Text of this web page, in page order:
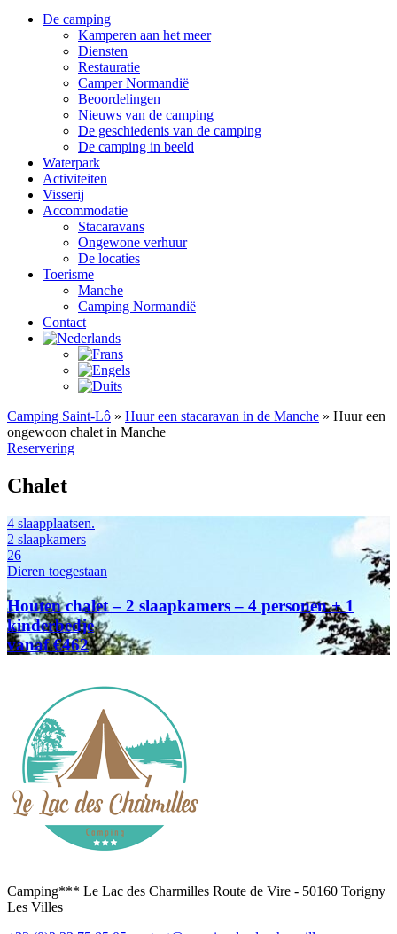
De camping
Kamperen aan het meer
Diensten
Restauratie
Camper Normandië
Beoordelingen
Nieuws van de camping
De geschiedenis van de camping
De camping in beeld
Waterpark
Activiteiten
Visserij
Accommodatie
Stacaravans
Ongewone verhuur
De locaties
Toerisme
Manche
Camping Normandië
Contact
Camping Saint-Lô » Huur een stacaravan in de Manche » Huur een
ongewoon chalet in Manche
Reservering
Chalet
4 slaapplaatsen.
2 slaapkamers
26
Dieren toegestaan
Houten chalet – 2 slaapkamers – 4 personen + 1
kinderbedje
vanaf €462
Camping*** Le Lac des Charmilles Route de Vire - 50160 Torigny
Les Villes